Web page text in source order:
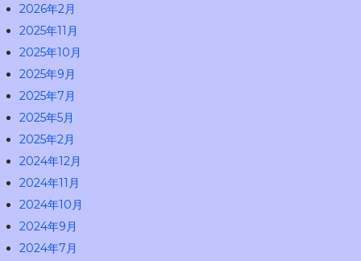
2026年2月
2025年11月
2025年10月
2025年9月
2025年7月
2025年5月
2025年2月
2024年12月
2024年11月
2024年10月
2024年9月
2024年7月